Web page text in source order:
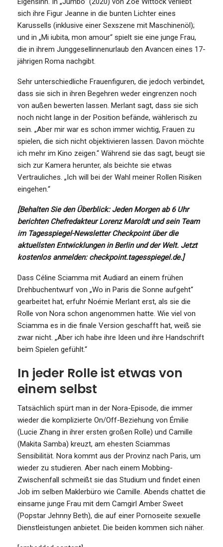
sich ihre Figur Jeanne in die bunten Lichter eines
Karussells (inklusive einer Sexszene mit Maschinenöl);
und in „Mi iubita, mon amour“ spielt sie eine junge Frau,
die in ihrem Junggesellinnenurlaub den Avancen eines 17-
jährigen Roma nachgibt.
Sehr unterschiedliche Frauenfiguren, die jedoch verbindet,
dass sie sich in ihren Begehren weder eingrenzen noch
von außen bewerten lassen. Merlant sagt, dass sie sich
noch nicht lange in der Position befände, wählerisch zu
sein. „Aber mir war es schon immer wichtig, Frauen zu
spielen, die sich nicht objektivieren lassen. Davon möchte
ich mehr im Kino zeigen.“ Während sie das sagt, beugt sie
sich zur Kamera herunter, als beichte sie etwas
Vertrauliches. „Ich will bei der Wahl meiner Rollen Risiken
eingehen.“
[Behalten Sie den Überblick: Jeden Morgen ab 6 Uhr
berichten Chefredakteur Lorenz Maroldt und sein Team
im Tagesspiegel-Newsletter Checkpoint über die
aktuellsten Entwicklungen in Berlin und der Welt. Jetzt
kostenlos anmelden: checkpoint.tagesspiegel.de.]
Dass Céline Sciamma mit Audiard an einem frühen
Drehbuchentwurf von „Wo in Paris die Sonne aufgeht“
gearbeitet hat, erfuhr Noémie Merlant erst, als sie die
Rolle von Nora schon angenommen hatte. Wie viel von
Sciamma es in die finale Version geschafft hat, weiß sie
zwar nicht. „Aber ich habe ihre Ideen und ihre Handschrift
beim Spielen gefühlt.“
In jeder Rolle ist etwas von
einem selbst
Tatsächlich spürt man in der Nora-Episode, die immer
wieder die komplizierte On/Off-Beziehung von Émilie
(Lucie Zhang in ihrer ersten großen Rolle) und Camille
(Makita Samba) kreuzt, am ehesten Sciammas
Sensibilität. Nora kommt aus der Provinz nach Paris, um
wieder zu studieren. Aber nach einem Mobbing-
Zwischenfall schmeißt sie das Studium und findet einen
Job im selben Maklerbüro wie Camille. Abends chattet die
einsame junge Frau mit dem Camgirl Amber Sweet
(Popstar Jehnny Beth), die auf einer Pornoseite sexuelle
Dienstleistungen anbietet. Die beiden kommen sich näher.